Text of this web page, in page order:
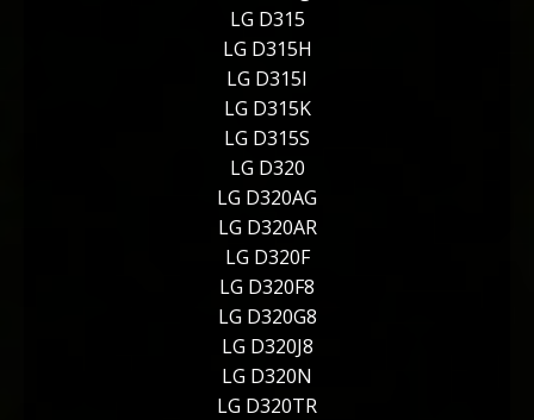
LG D315
LG D315H
LG D315I
LG D315K
LG D315S
LG D320
LG D320AG
LG D320AR
LG D320F
LG D320F8
LG D320G8
LG D320J8
LG D320N
LG D320TR